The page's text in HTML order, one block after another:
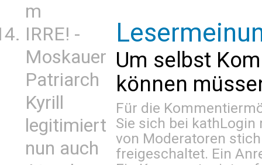
m
IRRE! -
Moskauer
Patriarch
Kyrill
legitimiert
nun auch
Um selbst
können
Für die
Sie sich bei kathLogin
von Moderatoren
freigeschaltet. Ein